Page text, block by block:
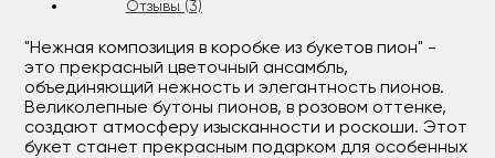
Отзывы (3)
"Нежная композиция в коробке из букетов пион" -
это прекрасный цветочный ансамбль,
объединяющий нежность и элегантность пионов.
Великолепные бутоны пионов, в розовом оттенке,
создают атмосферу изысканности и роскоши. Этот
букет станет прекрасным подарком для особенных